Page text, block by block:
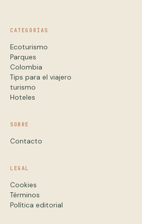
CATEGORÍAS
Ecoturismo
Parques
Colombia
Tips para el viajero
turismo
Hoteles
SOBRE
Contacto
LEGAL
Cookies
Términos
Política editorial